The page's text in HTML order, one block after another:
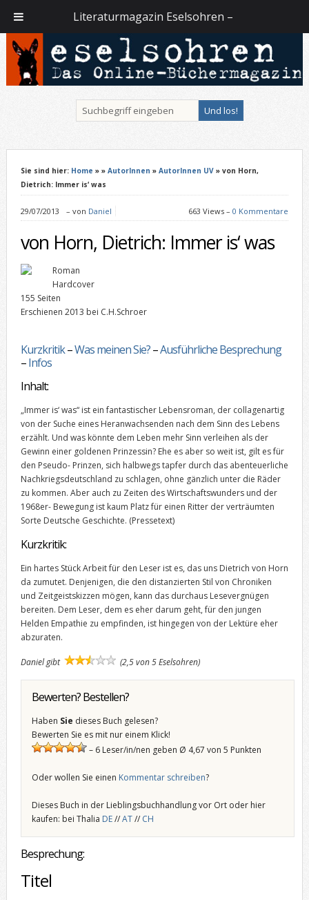
Sie sind hier: Home » » AutorInnen » AutorInnen UV» von Horn,
Dietrich: Immer is‘ was
29/07/2013 – von Daniel 663 Views –0 Kommentare
von Horn, Dietrich: Immer is‘ was
Roman
Hardcover
155 Seiten
Erschienen 2013 bei C.H.Schroer
Kurzkritik–Was meinen Sie?–Ausführliche Besprechung
–Infos
Inhalt:
„Immer is‘ was“ ist ein fantastischer Lebensroman, der collagenartig
von der Suche eines Heranwachsenden nach dem Sinn des Lebens
erzählt. Und was könnte dem Leben mehr Sinn verleihen als der
Gewinn einer goldenen Prinzessin? Ehe es aber so weit ist, gilt es für
den Pseudo- Prinzen, sich halbwegs tapfer durch das abenteuerliche
Nachkriegsdeutschland zu schlagen, ohne gänzlich unter die Räder
zu kommen. Aber auch zu Zeiten des Wirtschaftswunders und der
1968er- Bewegung ist kaum Platz für einen Ritter der verträumten
Sorte Deutsche Geschichte. (Pressetext)
Kurzkritik:
Ein hartes Stück Arbeit für den Leser ist es, das uns Dietrich von Horn
da zumutet. Denjenigen, die den distanzierten Stil von Chroniken
und Zeitgeistskizzen mögen, kann das durchaus Lesevergnügen
bereiten. Dem Leser, dem es eher darum geht, für den jungen
Helden Empathie zu empfinden, ist hingegen von der Lektüre eher
abzuraten.
Daniel gibt (2,5 von 5 Eselsohren)
Bewerten? Bestellen?
Haben Sie dieses Buch gelesen?
Bewerten Sie es mit nur einem Klick!
– 6 Leser/in/nen geben Ø 4,67 von 5 Punkten
Oder wollen Sie einen Kommentar schreiben?
Dieses Buch in der Lieblingsbuchhandlung vor Ort oder hier
kaufen: bei Thalia DE//AT// CH
Besprechung:
Titel
Literaturmagazin Eselsohren –